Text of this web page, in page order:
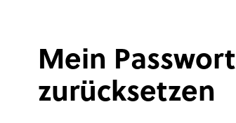
Mein Passwort
zurücksetzen